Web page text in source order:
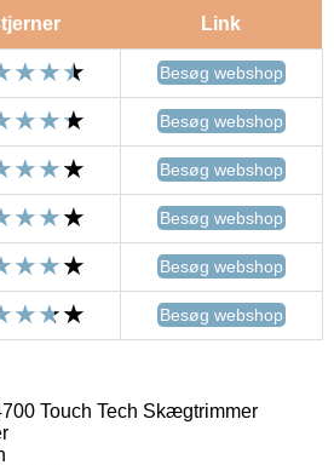
Link
Besøg webshop
Besøg webshop
Besøg webshop
Besøg webshop
Besøg webshop
Besøg webshop
Touch Tech Skægtrimmer